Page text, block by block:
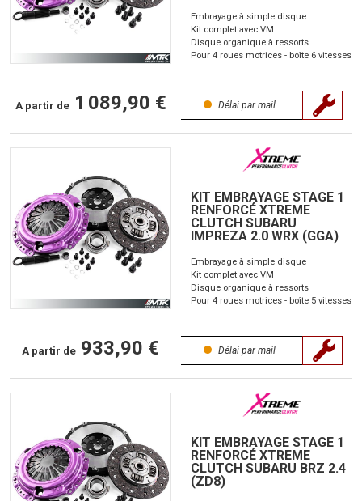
Embrayage à simple disque
Kit complet avec VM
Disque organique à ressorts
Pour 4 roues motrices - boîte 6 vitesses
A partir de 1 089,90 € Délai par mail
KIT EMBRAYAGE STAGE 1
RENFORCÉ XTREME
CLUTCH SUBARU
IMPREZA 2.0 WRX (GGA)
Embrayage à simple disque
Kit complet avec VM
Disque organique à ressorts
Pour 4 roues motrices - boîte 5 vitesses
A partir de 933,90 € Délai par mail
KIT EMBRAYAGE STAGE 1
RENFORCÉ XTREME
CLUTCH SUBARU BRZ 2.4
(ZD8)